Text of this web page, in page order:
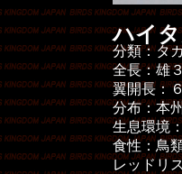
分類：タ
全長：雄
翼開長：
分布：本
生息環境
食性：鳥
レッドリ
ハイ